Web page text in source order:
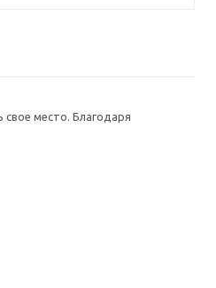
свое место. Благодаря